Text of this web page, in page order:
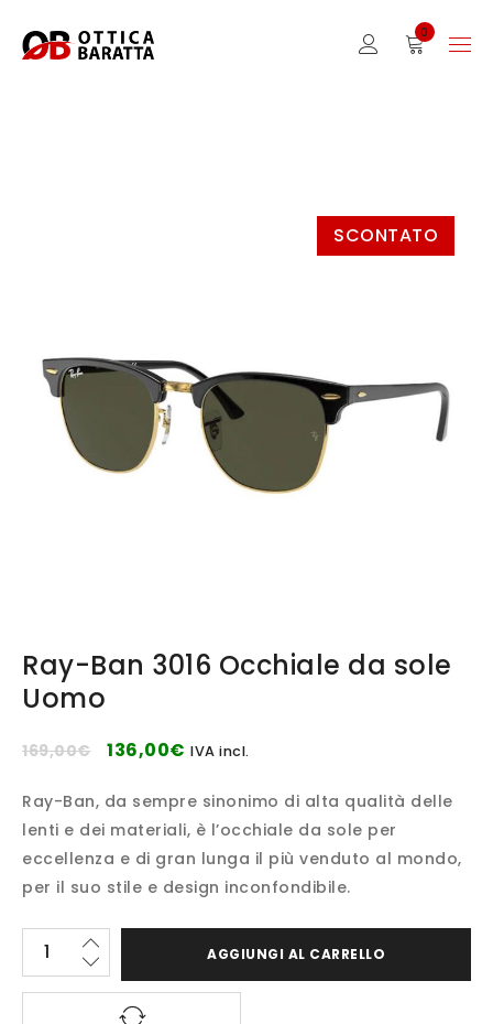
0
SCONTATO
Ray-Ban 3016 Occhiale da sole
Uomo
169,00€ 136,00€ IVA incl.
Ray-Ban, da sempre sinonimo di alta qualità delle
lenti e dei materiali, è l’occhiale da sole per
eccellenza e di gran lunga il più venduto al mondo,
per il suo stile e design inconfondibile.
AGGIUNGI AL CARRELLO